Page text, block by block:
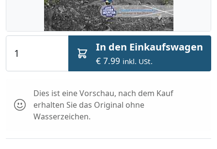
In den Einkaufswagen
€ 7.99 inkl. USt.
Dies ist eine Vorschau, nach dem Kauf
erhalten Sie das Original ohne
Wasserzeichen.